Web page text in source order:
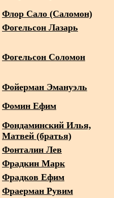
Флор Сало (Саломон)
Фогельсон Лазарь
Фогельсон Соломон
Фойерман Эмануэль
Фомин Ефим
Фондаминский Илья,
Матвей (братья)
Фонталин Лев
Фрадкин Марк
Фрадков Ефим
Фраерман Рувим